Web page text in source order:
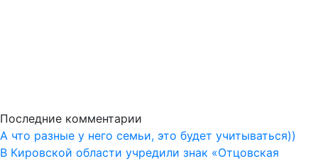
Последние комментарии
А что разные у него семьи, это будет учитываться))
В Кировской области учредили знак «Отцовская